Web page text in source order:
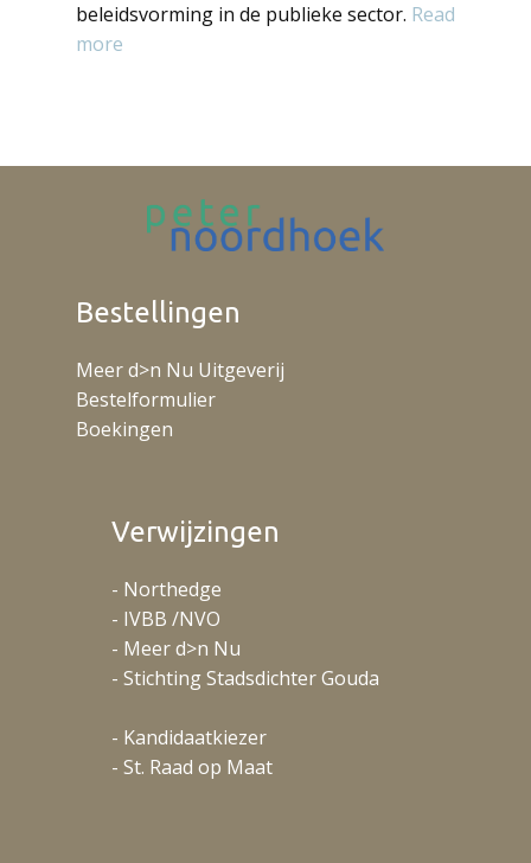
beleidsvorming in de publieke sector. Read
more
Bestellingen
Meer d>n Nu Uitgeverij
Bestelformulier
Boekingen
Verwijzingen
- Northedge
- IVBB /NVO
- Meer d>n Nu
- Stichting Stadsdichter Gouda
- Kandidaatkiezer
- St. Raad op Maat